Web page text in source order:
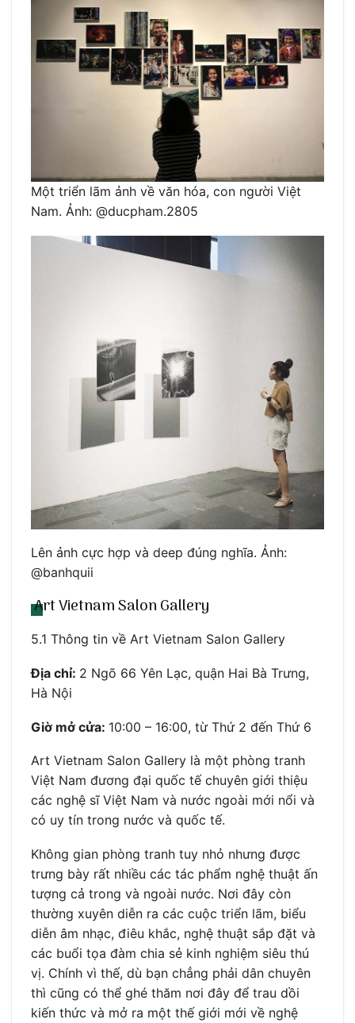
Một triển lãm ảnh về văn hóa, con người Việt
Nam. Ảnh: @ducpham.2805
Lên ảnh cực hợp và deep đúng nghĩa. Ảnh:
@banhquii
Art Vietnam Salon Gallery
5.1 Thông tin về Art Vietnam Salon Gallery
Địa chỉ: 2 Ngõ 66 Yên Lạc, quận Hai Bà Trưng,
Hà Nội
Giờ mở cửa: 10:00 – 16:00, từ Thứ 2 đến Thứ 6
Art Vietnam Salon Gallery là một phòng tranh
Việt Nam đương đại quốc tế chuyên giới thiệu
các nghệ sĩ Việt Nam và nước ngoài mới nổi và
có uy tín trong nước và quốc tế.
Không gian phòng tranh tuy nhỏ nhưng được
trưng bày rất nhiều các tác phẩm nghệ thuật ấn
tượng cả trong và ngoài nước. Nơi đây còn
thường xuyên diễn ra các cuộc triển lãm, biểu
diễn âm nhạc, điêu khắc, nghệ thuật sắp đặt và
các buổi tọa đàm chia sẻ kinh nghiệm siêu thú
vị. Chính vì thế, dù bạn chẳng phải dân chuyên
thì cũng có thể ghé thăm nơi đây để trau dồi
kiến thức và mở ra một thế giới mới về nghệ